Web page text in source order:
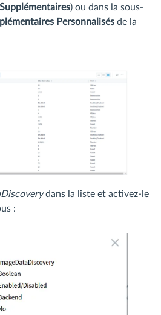
) ou dans la sous-
Personnalisés de la
dans la liste et activez-le
: